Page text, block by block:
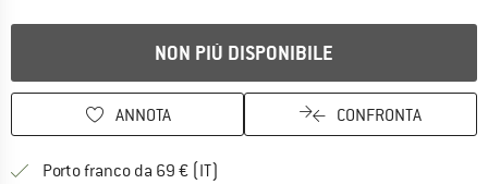
NON PIÙ DISPONIBILE
ANNOTA CONFRONTA
Porto franco da 69 € (IT)